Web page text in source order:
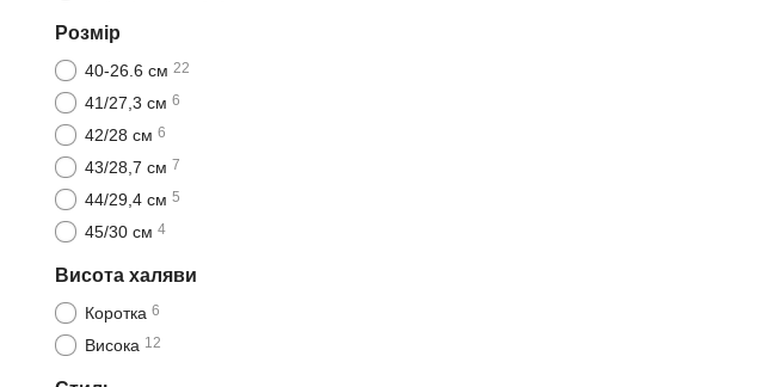
Розмір
40-26.6 см 22
41/27,3 см 6
42/28 см 6
43/28,7 см 7
44/29,4 см 5
45/30 см 4
Висота халяви
Коротка 6
Висока 12